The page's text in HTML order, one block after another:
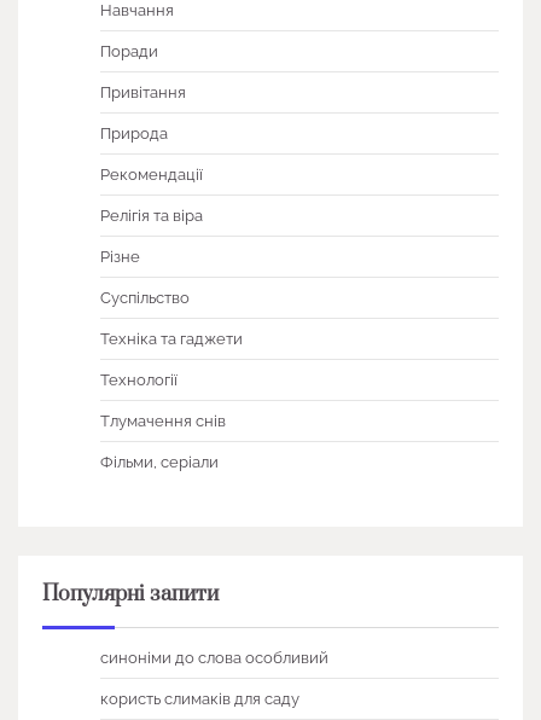
Навчання
Поради
Привітання
Природа
Рекомендації
Релігія та віра
Різне
Суспільство
Техніка та гаджети
Технології
Тлумачення снів
Фільми, серіали
Популярні запити
синоніми до слова особливий
користь слимаків для саду